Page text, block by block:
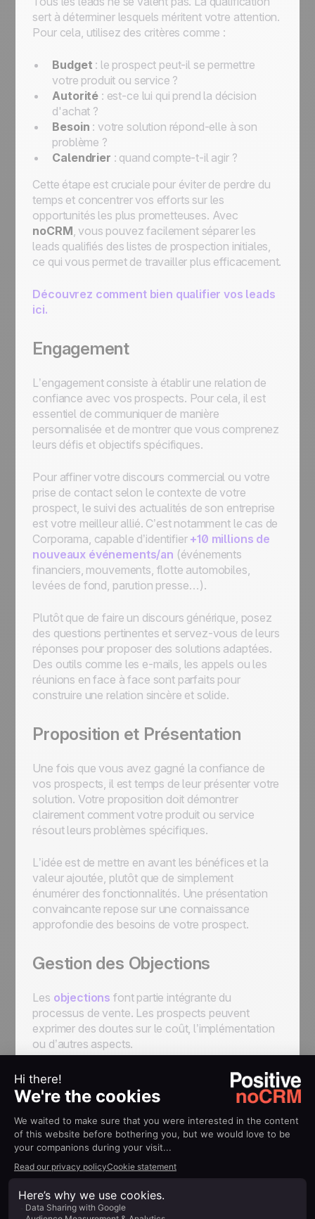
sert à déterminer lesquels méritent votre attention.
Pour cela, utilisez des critères comme :
Budget : le prospect peut-il se permettre
votre produit ou service ?
Autorité : est-ce lui qui prend la décision
d'achat ?
Besoin : votre solution répond-elle à son
problème ?
Calendrier : quand compte-t-il agir ?
Cette étape est cruciale pour éviter de perdre du
temps et concentrer vos efforts sur les
opportunités les plus prometteuses. Avec
noCRM, vous pouvez facilement séparer les
leads qualifiés des listes de prospection initiales,
ce qui vous permet de travailler plus efficacement.
Découvrez comment bien qualifier vos leads
ici.
Engagement
L’engagement consiste à établir une relation de
confiance avec vos prospects. Pour cela, il est
essentiel de communiquer de manière
personnalisée et de montrer que vous comprenez
leurs défis et objectifs spécifiques.
Pour affiner votre discours commercial ou votre
prise de contact selon le contexte de votre
prospect, le suivi des actualités de son entreprise
est votre meilleur allié. C’est notamment le cas de
Corporama, capable d’identifier +10 millions de
nouveaux événements/an (événements
financiers, mouvements, flotte automobiles,
levées de fond, parution presse…).
Plutôt que de faire un discours générique, posez
des questions pertinentes et servez-vous de leurs
réponses pour proposer des solutions adaptées.
Des outils comme les e-mails, les appels ou les
réunions en face à face sont parfaits pour
construire une relation sincère et solide.
Proposition et Présentation
Une fois que vous avez gagné la confiance de
vos prospects, il est temps de leur présenter votre
solution. Votre proposition doit démontrer
clairement comment votre produit ou service
résout leurs problèmes spécifiques.
L’idée est de mettre en avant les bénéfices et la
valeur ajoutée, plutôt que de simplement
énumérer des fonctionnalités. Une présentation
convaincante repose sur une connaissance
approfondie des besoins de votre prospect.
Gestion des Objections
Les objections font partie intégrante du
processus de vente. Les prospects peuvent
exprimer des doutes sur le coût, l’implémentation
ou d’autres aspects.
Pour gérer ces objections, montrez de l’empathie
et proposez des solutions concrètes. Préparez-
vous à répondre aux questions courantes et
rassurez vos prospects en montrant que vous
comprenez leurs préoccupations.
Closing
Leclosingest l’étape où tout votre travail porte